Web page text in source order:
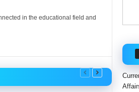
in the educational field and